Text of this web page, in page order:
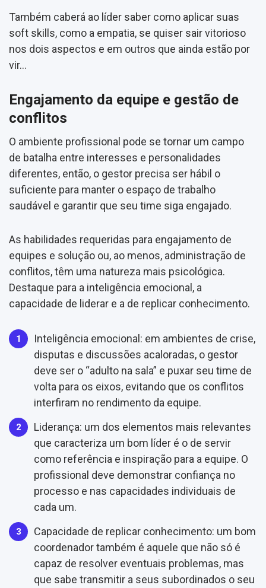
Também caberá ao líder saber como aplicar suas
soft skills, como a empatia, se quiser sair vitorioso
nos dois aspectos e em outros que ainda estão por
vir…
Engajamento da equipe e gestão de
conflitos
O ambiente profissional pode se tornar um campo
de batalha entre interesses e personalidades
diferentes, então, o gestor precisa ser hábil o
suficiente para manter o espaço de trabalho
saudável e garantir que seu time siga engajado.
As habilidades requeridas para engajamento de
equipes e solução ou, ao menos, administração de
conflitos, têm uma natureza mais psicológica.
Destaque para a inteligência emocional, a
capacidade de liderar e a de replicar conhecimento.
Inteligência emocional: em ambientes de crise,
disputas e discussões acaloradas, o gestor
deve ser o “adulto na sala” e puxar seu time de
volta para os eixos, evitando que os conflitos
interfiram no rendimento da equipe.
Liderança: um dos elementos mais relevantes
que caracteriza um bom líder é o de servir
como referência e inspiração para a equipe. O
profissional deve demonstrar confiança no
processo e nas capacidades individuais de
cada um.
Capacidade de replicar conhecimento: um bom
coordenador também é aquele que não só é
capaz de resolver eventuais problemas, mas
que sabe transmitir a seus subordinados o seu